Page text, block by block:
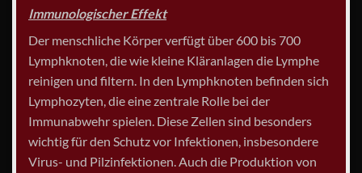
Immunologischer Effekt
Der menschliche Körper verfügt über 600 bis 700
Lymphknoten, die wie kleine Kläranlagen die Lymphe
reinigen und filtern. In den Lymphknoten befinden sich
Lymphozyten, die eine zentrale Rolle bei der
Immunabwehr spielen. Diese Zellen sind besonders
wichtig für den Schutz vor Infektionen, insbesondere
Virus- und Pilzinfektionen. Auch die Produktion von